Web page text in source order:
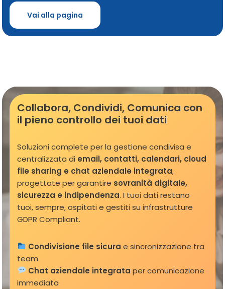
Vai alla pagina
Collabora, Condividi, Comunica con
il pieno controllo dei tuoi dati
Soluzioni complete per la gestione condivisa e
centralizzata di email, contatti, calendari, cloud
file sharing e chat aziendale integrata,
progettate per garantire sovranità digitale,
sicurezza e indipendenza. I tuoi dati restano
tuoi, sempre, ospitati e gestiti su infrastrutture
GDPR Compliant.
Condivisione file sicura e sincronizzazione tra
team
Chat aziendale integrata per comunicazione
immediata